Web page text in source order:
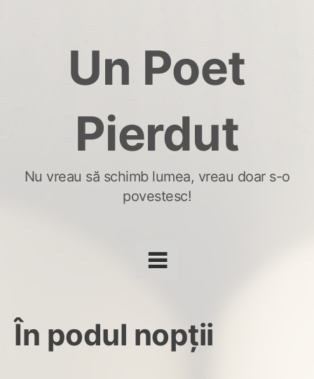
Un Poet
Pierdut
Nu vreau să schimb lumea, vreau doar s-o
povestesc!
În podul nopții